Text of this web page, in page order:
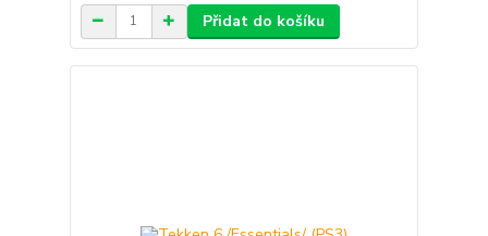
Přidat do košíku